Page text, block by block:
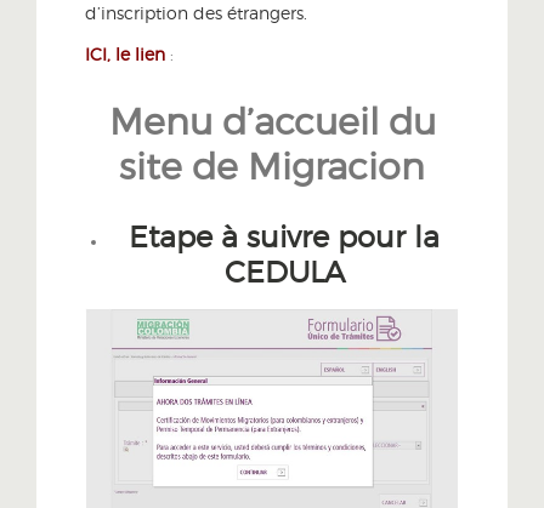
d’inscription des étrangers.
ICI, le lien :
Menu d’accueil du
site de Migracion
Etape à suivre pour la
CEDULA